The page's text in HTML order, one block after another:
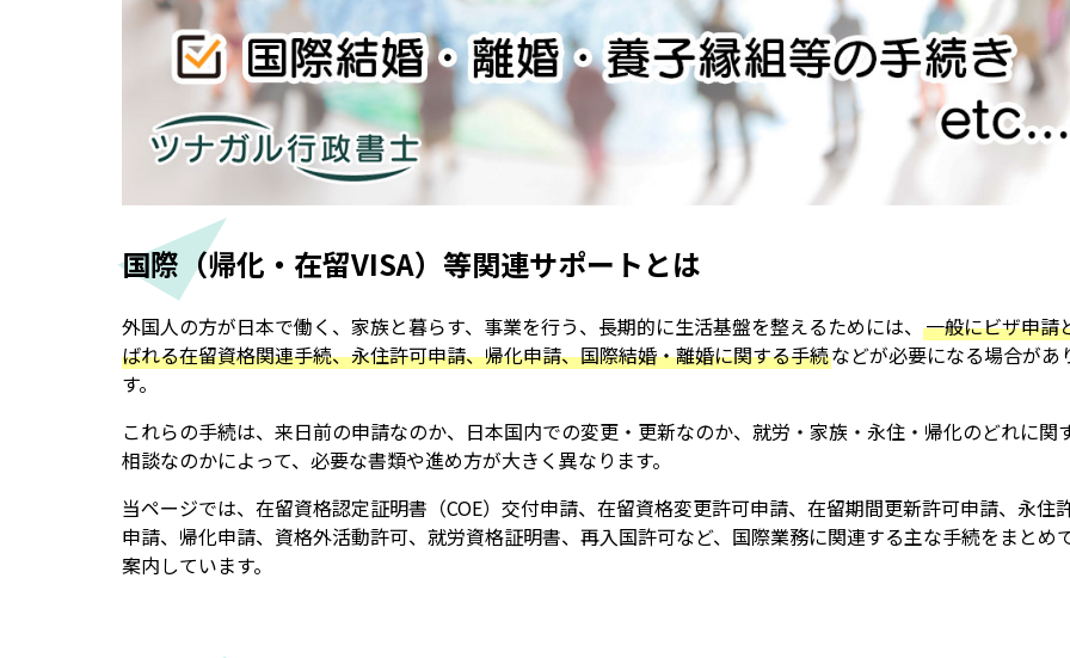
国際（帰化・在留VISA）等関連サポートとは
外国人の方が日本で働く、家族と暮らす、事業を行う、長期的に生活基盤を整えるためには、 一般にビザ申請
ばれる在留資格関連手続、永住許可申請、帰化申請、国際結婚・離婚に関する手続などが必要になる場合があ
す。
これらの手続は、来日前の申請なのか、日本国内での変更・更新なのか、就労・家族・永住・帰化のどれに関
相談なのかによって、必要な書類や進め方が大きく異なります。
当ページでは、在留資格認定証明書（COE）交付申請、在留資格変更許可申請、在留期間更新許可申請、永住
申請、帰化申請、資格外活動許可、就労資格証明書、再入国許可など、国際業務に関連する主な手続をまとめ
案内しています。